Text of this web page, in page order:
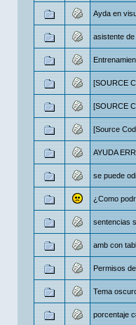
Ayda en
asistente
[SOURCE
[SOURCE
[Source
AYUDA
se puede
¿Como
sentencias
amb con
Permisos
Tema
porcentaje